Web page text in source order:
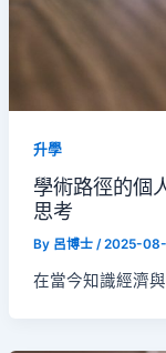
升學
學術路徑的個
思考
By 呂博士 /2025-
在當今知識經濟